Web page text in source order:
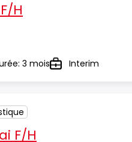
H
3 moisTypeInterim
F/H